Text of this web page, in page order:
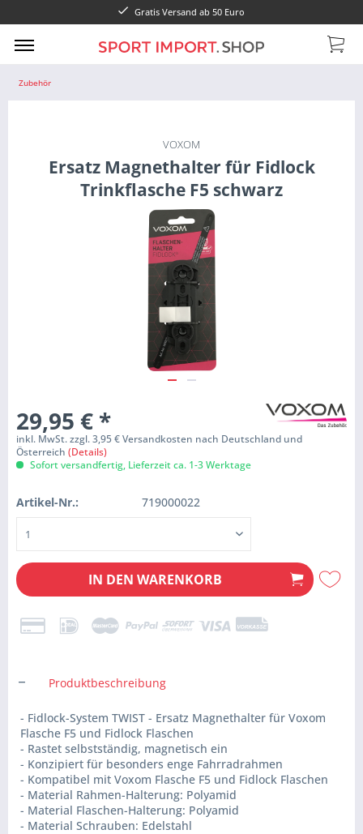
Gratis Versand ab 50 Euro
Zubehör
VOXOM
Ersatz Magnethalter für Fidlock
Trinkflasche F5 schwarz
29,95 € *
inkl. MwSt. zzgl. 3,95 € Versandkosten nach Deutschland und
Österreich (Details)
Sofort versandfertig, Lieferzeit ca. 1-3 Werktage
Artikel-Nr.: 719000022
IN DEN WARENKORB
Produktbeschreibung
- Fidlock-System TWIST - Ersatz Magnethalter für Voxom
Flasche F5 und Fidlock Flaschen
- Rastet selbstständig, magnetisch ein
- Konzipiert für besonders enge Fahrradrahmen
- Kompatibel mit Voxom Flasche F5 und Fidlock Flaschen
- Material Rahmen-Halterung: Polyamid
- Material Flaschen-Halterung: Polyamid
- Material Schrauben: Edelstahl